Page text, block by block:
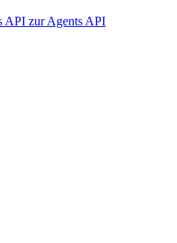
API zur Agents API